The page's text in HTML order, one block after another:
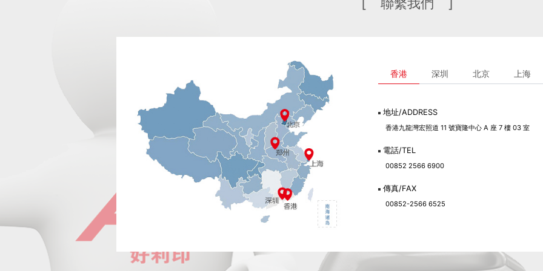
香港 深圳 北京 上海
地址/ADDRESS
香港九龍灣宏照道 11 號寶隆中心 A 座 7 樓 03 室
電話/TEL
00852 2566 6900
傳真/FAX
00852-2566 6525